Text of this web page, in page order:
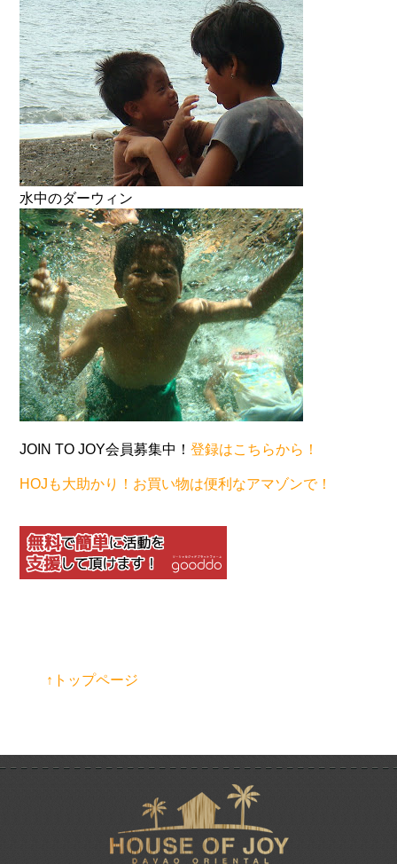
水中のダーウィン
JOIN TO JOY会員募集中！登録はこちらから！
HOJも大助かり！お買い物は便利なアマゾンで！
↑トップページ